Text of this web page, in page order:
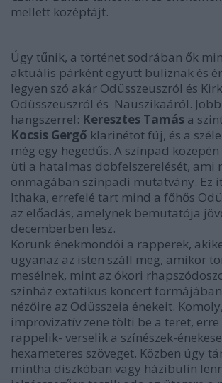
mellett középtájt.
Úgy tűnik, a történet sodrában ők
aktuális párként együtt buliznak és
legyen szó akár Odüsszeuszról és
Odüsszeuszról és Nauszikaáról.
hangszerrel: Keresztes Tamás a
Kocsis Gergő klarinétot fúj, és a
még egy hegedűs. A színpad közepén
üti a hatalmas dobfelszerelését, ami
önmagában színpadi mutatvány. Ez
Ithaka, errefelé tart mind a főhős
az előadás, amelynek bemutatója
decemberben lesz.
Korunk énekmondói a rapperek,
ugyanaz az isten száll meg, amikor
mesélnek, mint az ókori
színház extatikus koncert
nézőire az Odüsszeia énekeit.
improvizatív zene tölti be a teret,
rappelik- verselik a színészek-
hexameteres szöveget. Közben úgy
mintha diszkóban vagy házibulin